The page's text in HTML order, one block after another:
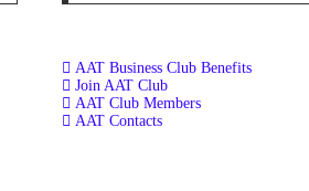
AAT Business Club Benefits
Join AAT Club
AAT Club Members
AAT Contacts